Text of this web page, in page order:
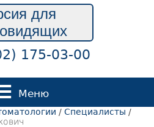
для
175-03-00
Меню
/ Специалисты /